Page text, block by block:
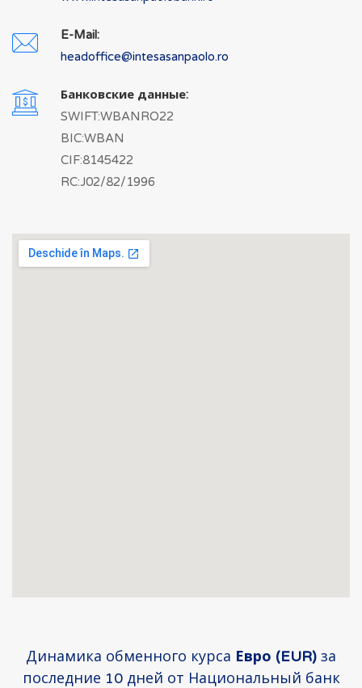
E-Mail:
headoffice@intesasanpaolo.ro
Банковские данные:
SWIFT:WBANRO22
BIC:WBAN
CIF:8145422
RC:J02/82/1996
Динамика обменного курса Евро (EUR) за
последние 10 дней от Национальный банк